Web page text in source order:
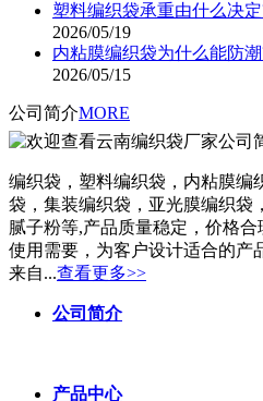
塑料编织袋承重由什么决
2026/05/19
内粘膜编织袋为什么能防
2026/05/15
公司简介MORE
编织袋，塑料编织袋，内粘膜编
袋，集装编织袋，亚光膜编织袋
腻子粉等,产品质量稳定，价格
使用需要，为客户设计适合的产
来自...查看更多>>
公司简介
产品中心